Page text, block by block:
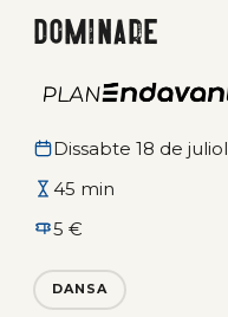
DOMINARE
Dissabte 18 de juliol
45 min
5 €
DANSA